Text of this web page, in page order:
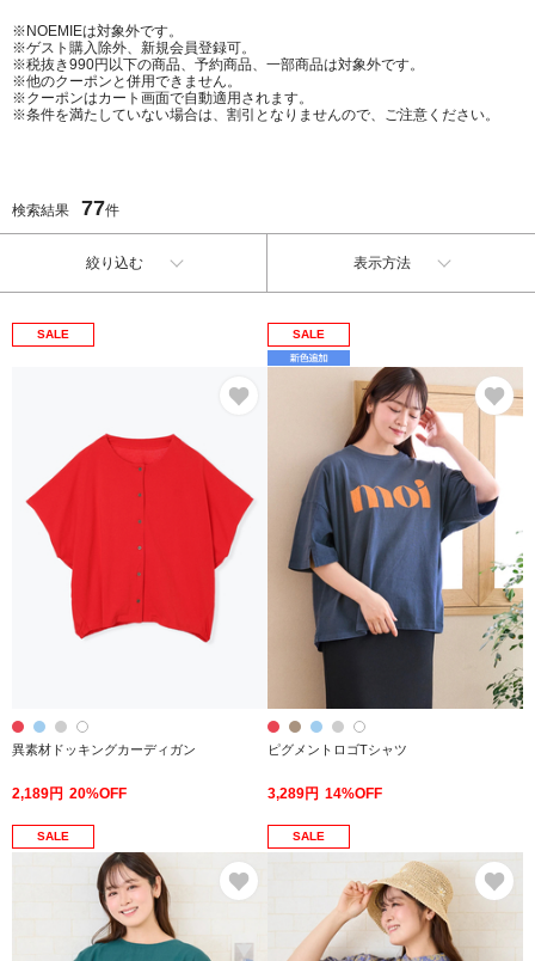
※NOEMIEは対象外です。
※ゲスト購入除外、新規会員登録可。
※税抜き990円以下の商品、予約商品、一部商品は対象外です。
※他のクーポンと併用できません。
※クーポンはカート画面で自動適用されます。
※条件を満たしていない場合は、割引となりませんので、ご注意ください。
検索結果 77件
絞り込む 表示方法
SALE
異素材ドッキングカーディガン
2,189円 20%OFF
SALE
ピグメントロゴTシャツ
3,289円 14%OFF
SALE SALE